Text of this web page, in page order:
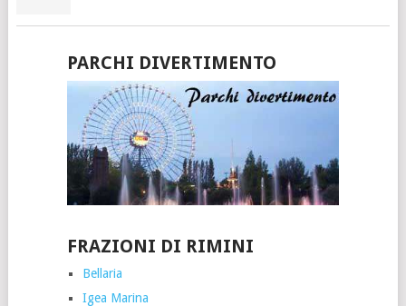
PARCHI DIVERTIMENTO
FRAZIONI DI RIMINI
Bellaria
Igea Marina